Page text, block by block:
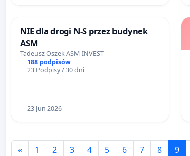
NIE dla drogi N-S przez budynek
ASM
Tadeusz Oszek ASM-INVEST
188 podpisów
23 Podpisy / 30 dni
23 Jun 2026
« 1 2 3 4 5 6 7 8 9